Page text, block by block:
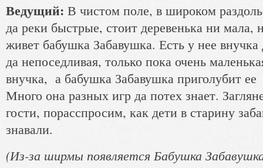
Ведущий: В чистом поле, в широком
да реки быстрые, стоит деревенька ни мала,
живет бабушка Забавушка. Есть у нее
да непоседливая, только пока очень
внучка, а бабушка Забавушка приголубит ее
Много она разных игр да потех знает.
гости, порасспросим, как дети в старину
знавали.
(Из-за ширмы появляется Бабушка